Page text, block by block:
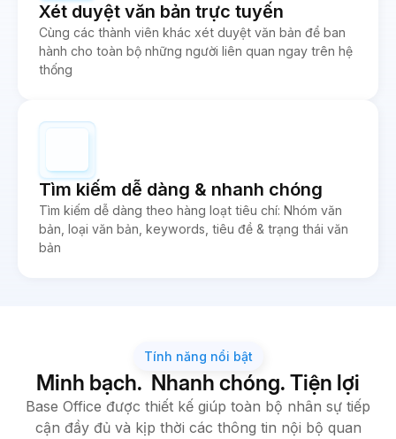
Xét duyệt văn bản trực tuyến
Cùng các thành viên khác xét duyệt văn bản để ban
hành cho toàn bộ những người liên quan ngay trên hệ
thống
Tìm kiếm dễ dàng & nhanh chóng
Tìm kiếm dễ dàng theo hàng loạt tiêu chí: Nhóm văn
bản, loại văn bản, keywords, tiêu đề & trạng thái văn
bản
Tính năng nổi bật
Minh bạch. Nhanh chóng. Tiện lợi
Base Office được thiết kế giúp toàn bộ nhân sự tiếp
cận đầy đủ và kịp thời các thông tin nội bộ quan